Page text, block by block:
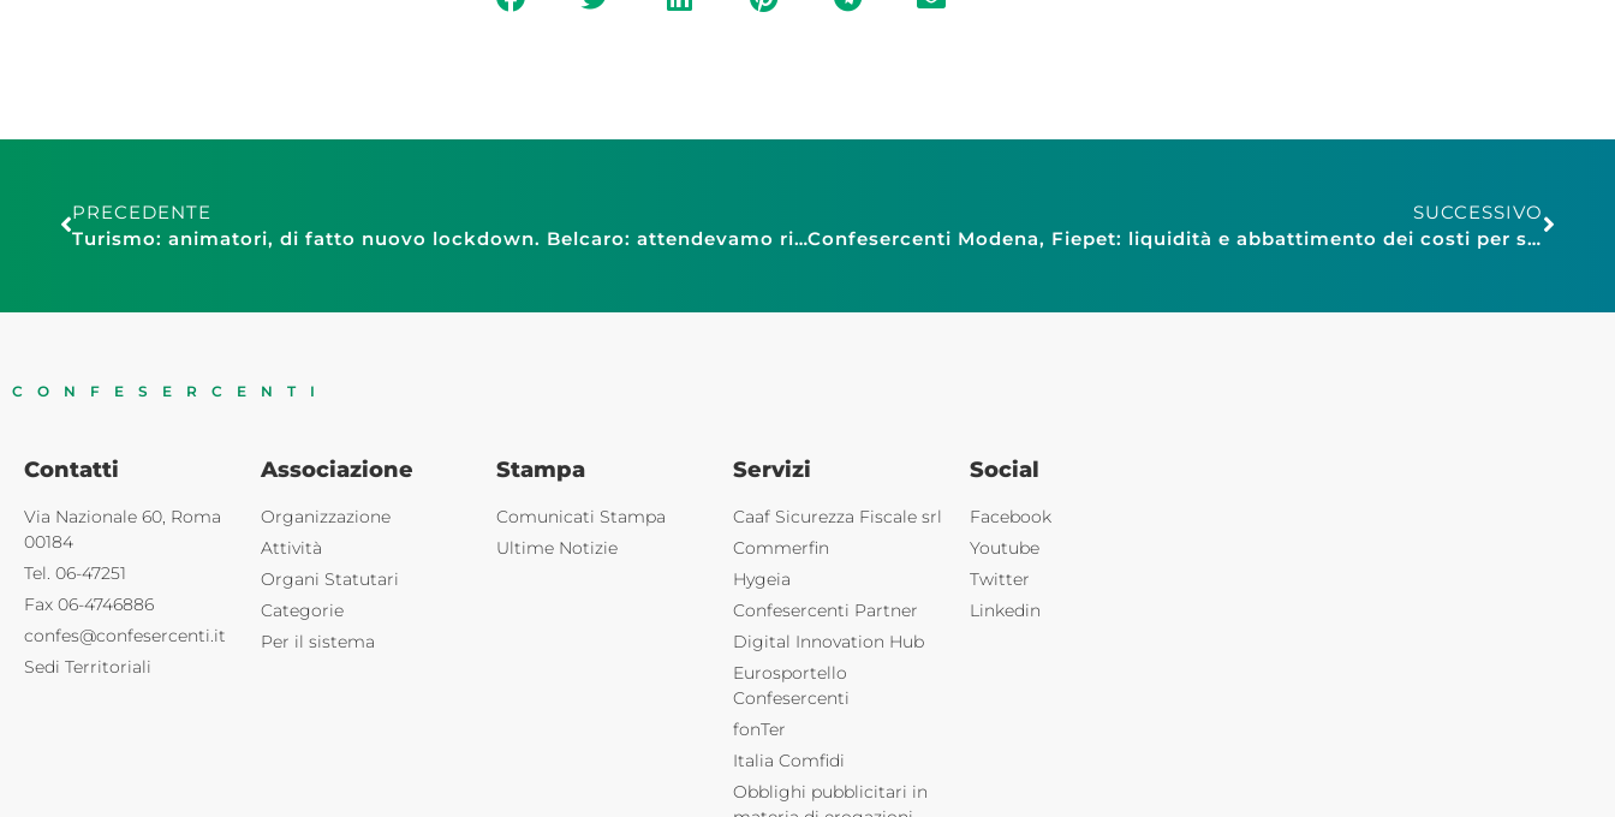
PRECEDENTE
Turismo: animatori, di fatto nuovo lockdown. Belcaro: attendevamo rispetto e sostegno economico da Istituzioni
SUCCESSIVO
Confesercenti Modena, Fiepet: liquidità e abbattimento dei costi per sopravvivere
CONFESERCENTI
Contatti
Via Nazionale 60, Roma
00184
Tel. 06-47251
Fax 06-4746886
confes@confesercenti.it
Sedi Territoriali
Associazione
Organizzazione
Attività
Organi Statutari
Categorie
Per il sistema
Stampa
Comunicati Stampa
Ultime Notizie
Servizi
Caaf Sicurezza Fiscale srl
Commerfin
Hygeia
Confesercenti Partner
Digital Innovation Hub
Eurosportello
Confesercenti
fonTer
Italia Comfidi
Obblighi pubblicitari in
Social
Facebook
Youtube
Twitter
Linkedin